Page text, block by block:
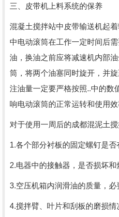
三、皮带机上料系统的保养
混凝土搅拌站中皮带输送机起
中电动滚筒在工作一定时间后
油，换油之前应将减速机内部
筒，将两个油塞同时旋开，并
注油量一定要严格按照..中的数
响电动滚筒的正常运转和使用效
对于使用一周后的成都混泥土
1.各个部分衬板的固定螺钉是否
2.电器中的接触器，是否损坏和
3.空压机箱内润滑油的质量，必
4.搅拌臂、叶片和刮板的磨损